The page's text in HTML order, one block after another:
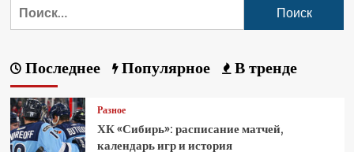
Последнее Популярное В тренде
Разное
ХК «Сибирь»: расписание матчей,
календарь игр и история